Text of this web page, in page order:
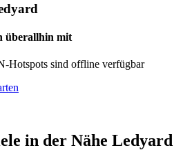
überallhin mit
Hotspots sind offline verfügbar
in der Nähe Ledyard